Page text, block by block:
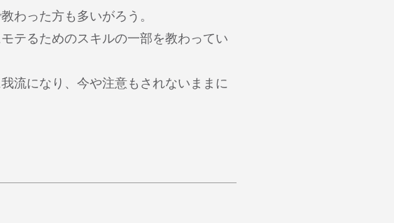
わった方も多いがろう。
テるためのスキルの一部を教わってい
流になり、今や注意もされないままに